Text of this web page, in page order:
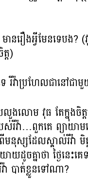
ានរឿងអ្វីមែនទេបង?
ត)
វ៉ា​ប្រហែលជានៅជាមួយ
ងលោម វុធ តែក្នុងចិត្ត
ស់រីវ៉ា…ពួកគេ ព្យាយា
ស្សដែលស្គាល់រីវ៉ា មិត្
ាយដូចគ្នាថា ថ្ងៃនេះ
វ៉ា បាត់ខ្លួនទៅណា?